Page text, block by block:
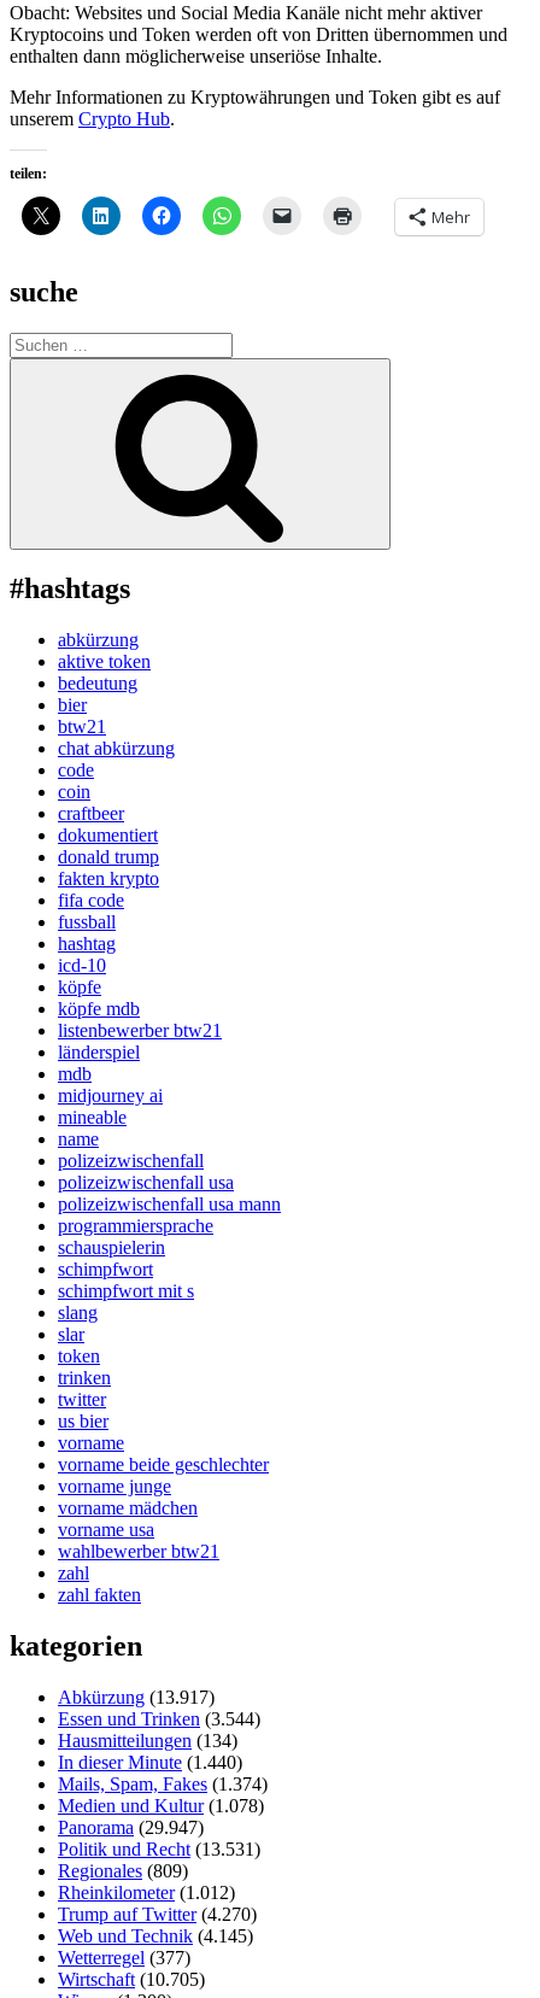
Obacht: Websites und Social Media Kanäle nicht mehr aktiver
Kryptocoins und Token werden oft von Dritten übernommen und
enthalten dann möglicherweise unseriöse Inhalte.
Mehr Informationen zu Kryptowährungen und Token gibt es auf
unserem Crypto Hub.
teilen:
Mehr
suche
Suche
nach:
#hashtags
abkürzung
aktive token
bedeutung
bier
btw21
chat abkürzung
code
coin
craftbeer
dokumentiert
donald trump
fakten krypto
fifa code
fussball
hashtag
icd-10
köpfe
köpfe mdb
listenbewerber btw21
länderspiel
mdb
midjourney ai
mineable
name
polizeizwischenfall
polizeizwischenfall usa
polizeizwischenfall usa mann
programmiersprache
schauspielerin
schimpfwort
schimpfwort mit s
slang
slar
token
trinken
twitter
us bier
vorname
vorname beide geschlechter
vorname junge
vorname mädchen
vorname usa
wahlbewerber btw21
zahl
zahl fakten
kategorien
Abkürzung (13.917)
Essen und Trinken (3.544)
Hausmitteilungen (134)
In dieser Minute (1.440)
Mails, Spam, Fakes (1.374)
Medien und Kultur(1.078)
Panorama (29.947)
Politik und Recht (13.531)
Regionales (809)
Rheinkilometer(1.012)
Trump auf Twitter(4.270)
Web und Technik (4.145)
Wetterregel (377)
Wirtschaft (10.705)